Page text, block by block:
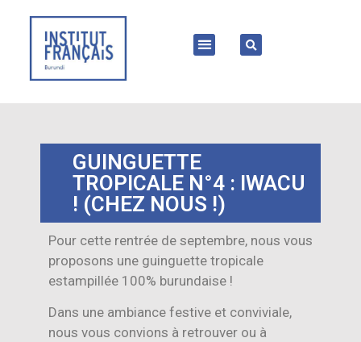
GUINGUETTE
TROPICALE N°4 : IWACU
! (CHEZ NOUS !)
Pour cette rentrée de septembre, nous vous
proposons une guinguette tropicale
estampillée 100% burundaise !
Dans une ambiance festive et conviviale,
nous vous convions à retrouver ou à